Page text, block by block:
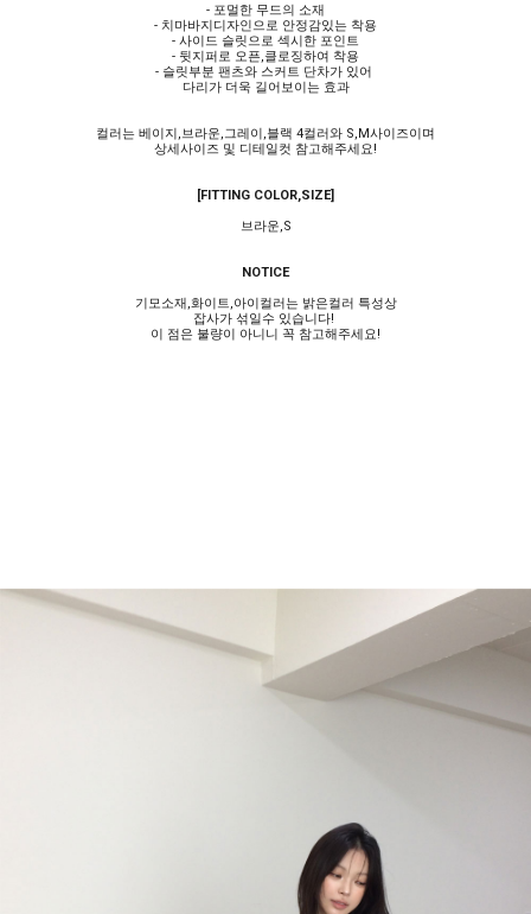
- 포멀한 무드의 소재
- 치마바지디자인으로 안정감있는 착용
- 사이드 슬릿으로 섹시한 포인트
- 뒷지퍼로 오픈,클로징하여 착용
- 슬릿부분 팬츠와 스커트 단차가 있어
다리가 더욱 길어보이는 효과
컬러는 베이지,브라운,그레이,블랙 4컬러와 S,M사이즈이며
상세사이즈 및 디테일컷 참고해주세요!
[FITTING COLOR,SIZE]
브라운,S
NOTICE
기모소재,화이트,아이컬러는 밝은컬러 특성상
잡사가 섞일수 있습니다!
이 점은 불량이 아니니 꼭 참고해주세요!